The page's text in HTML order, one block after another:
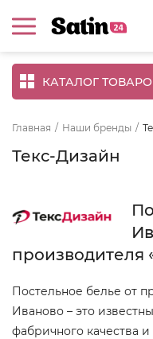
КАТАЛОГ
Главная / Наши бренды /
Текс-Дизайн
производителя
Постельное белье от
Иваново – это
фабричного качества